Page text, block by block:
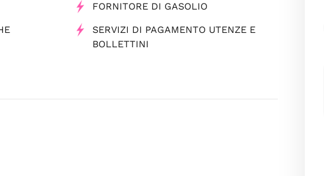
FORNITORE DI GASOLIO
SERVIZI DI PAGAMENTO UTENZE E
BOLLETTINI